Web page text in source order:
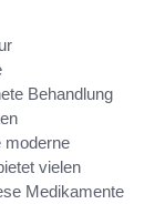
Behandlung
moderne
vielen
Medikamente